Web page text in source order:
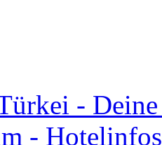
-
-